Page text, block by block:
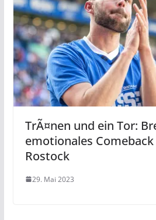
TrÃ¤nen und ein Tor:
emotionales Comeback
Rostock
29. Mai 2023